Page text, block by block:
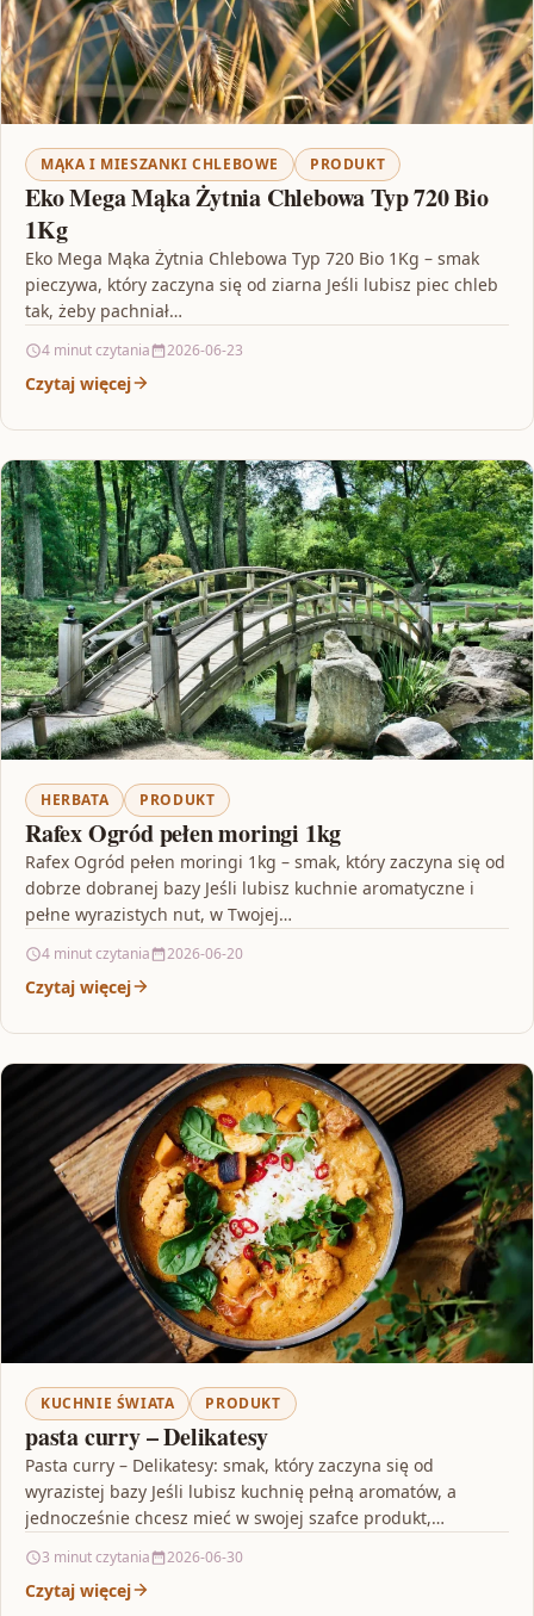
MĄKA I MIESZANKI CHLEBOWE PRODUKT
Eko Mega Mąka Żytnia Chlebowa Typ 720 Bio
1Kg
Eko Mega Mąka Żytnia Chlebowa Typ 720 Bio 1Kg – smak
pieczywa, który zaczyna się od ziarna Jeśli lubisz piec chleb
tak, żeby pachniał…
4 minut czytania 2026-06-23
Czytaj więcej
HERBATA PRODUKT
Rafex Ogród pełen moringi 1kg
Rafex Ogród pełen moringi 1kg – smak, który zaczyna się od
dobrze dobranej bazy Jeśli lubisz kuchnie aromatyczne i
pełne wyrazistych nut, w Twojej…
4 minut czytania 2026-06-20
Czytaj więcej
KUCHNIE ŚWIATA PRODUKT
pasta curry – Delikatesy
Pasta curry – Delikatesy: smak, który zaczyna się od
wyrazistej bazy Jeśli lubisz kuchnię pełną aromatów, a
jednocześnie chcesz mieć w swojej szafce produkt,…
3 minut czytania 2026-06-30
Czytaj więcej